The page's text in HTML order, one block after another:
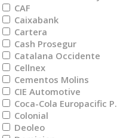
CAF
Caixabank
Cartera
Cash Prosegur
Catalana Occidente
Cellnex
Cementos Molins
CIE Automotive
Coca-Cola Europacific P.
Colonial
Deoleo